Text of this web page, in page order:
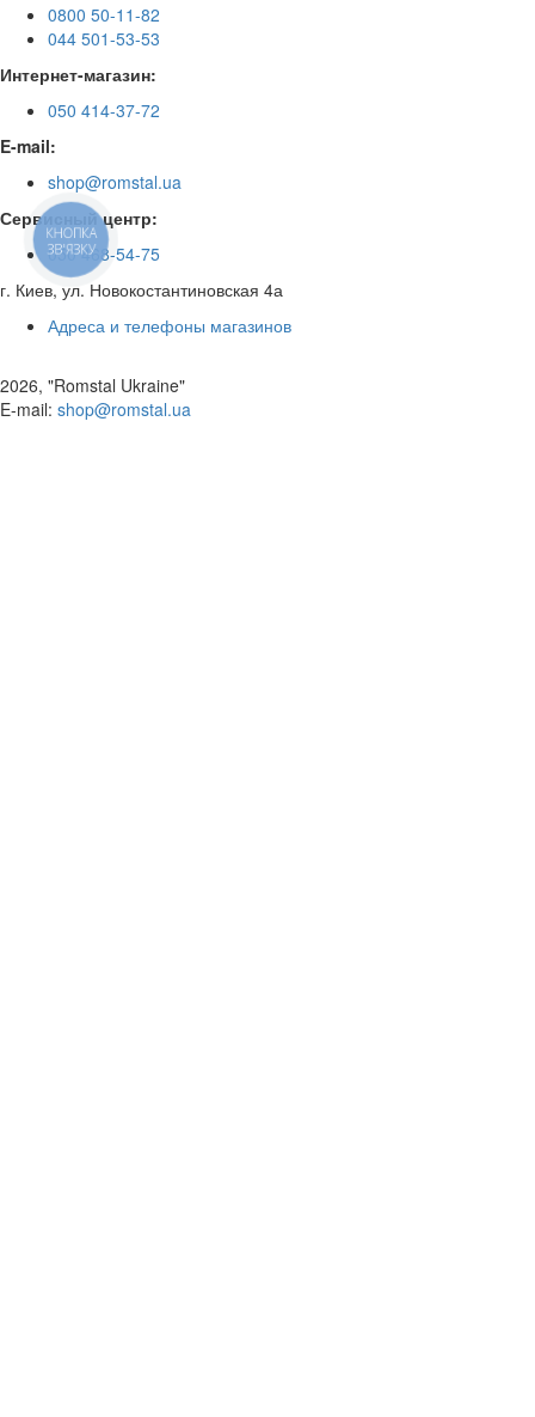
0800 50-11-82
044 501-53-53
Интернет-магазин:
050 414-37-72
E-mail:
shop@romstal.ua
Сервисный центр:
050 468-54-75
г. Киев, ул. Новокостантиновская 4а
Адреса и телефоны магазинов
2026, "Romstal Ukraine"
​E-mail: shop@romstal.ua
КНОПКА
ЗВ'ЯЗКУ